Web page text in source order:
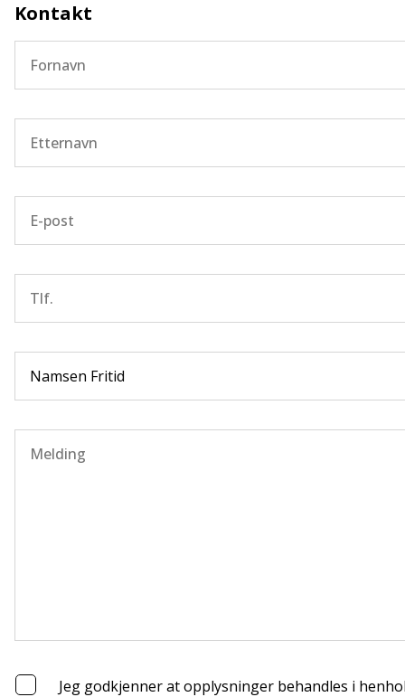
Kontakt
Jeg godkjenner at opplysninger behandles i